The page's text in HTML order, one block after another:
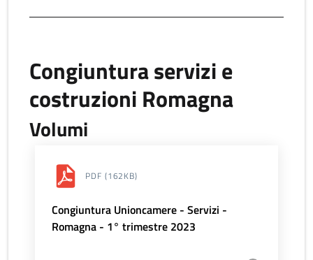
Congiuntura servizi e
costruzioni Romagna
Volumi
PDF (162KB)
Congiuntura Unioncamere - Servizi -
Romagna - 1° trimestre 2023